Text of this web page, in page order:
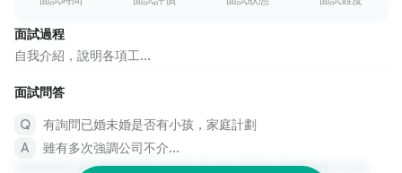
面試過程
自我介紹，說明各項工...
面試問答
有詢問已婚未婚是否有小孩，家庭計劃
雖有多次強調公司不介...